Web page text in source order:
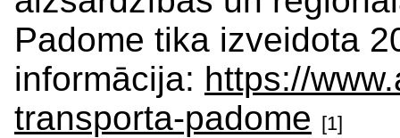
Padome tika izveidota
informācija: https://
transporta-padome [1]